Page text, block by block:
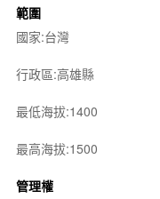
範圍
國家:台灣
行政區:高雄縣
最低海拔:1400
最高海拔:1500
管理權